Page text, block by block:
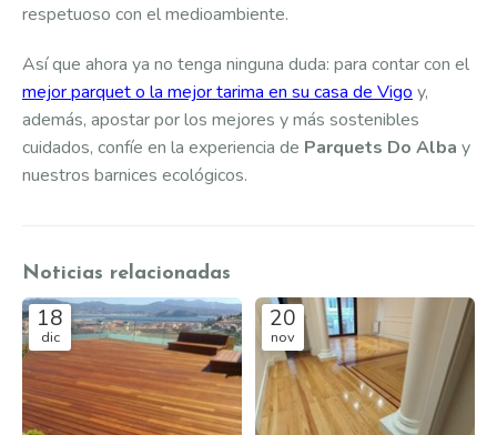
respetuoso con el medioambiente.
Así que ahora ya no tenga ninguna duda: para contar con el
mejor parquet o la mejor tarima en su casa de Vigo y,
además, apostar por los mejores y más sostenibles
cuidados, confíe en la experiencia de Parquets Do Alba y
nuestros barnices ecológicos.
Noticias relacionadas
18
dic
20
nov